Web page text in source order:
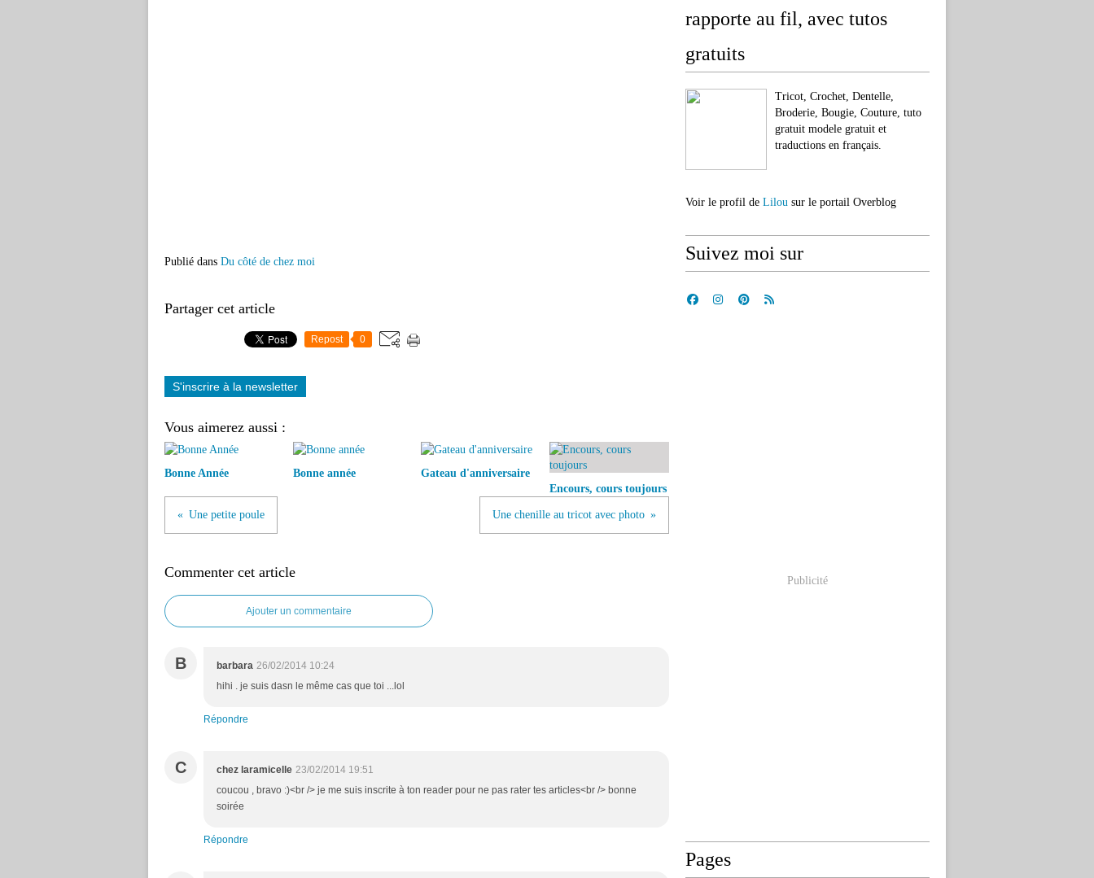
Publié dans Du côté de chez moi
Partager cet article
Repost 0
S'inscrire à la newsletter
Vous aimerez aussi :
Bonne Année Bonne année
Gateau d'anniversaire
Encours, cours toujours
Une petite poule Une chenille au tricot avec photo
Commenter cet article
Ajouter un commentaire
B barbara 26/02/2014 10:24
hihi . je suis dasn le même cas que toi ...lol
Répondre
C chez laramicelle 23/02/2014 19:51
coucou , bravo :)<br /> je me suis inscrite à ton reader pour ne pas rater tes articles<br /> bonne
soirée
Répondre
rapporte au fil, avec tutos
gratuits
Tricot, Crochet, Dentelle,
Broderie, Bougie, Couture, tuto
gratuit modele gratuit et
traductions en français.
Voir le profil de Lilou sur le portail Overblog
Suivez moi sur
Publicité
Pages